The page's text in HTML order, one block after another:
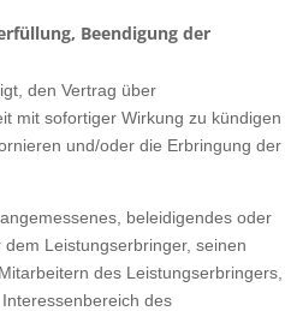
Beendigung der
den Vertrag über
mit sofortiger Wirkung zu kündigen
und/oder die Erbringung der
beleidigendes oder
Leistungserbringer, seinen
des Leistungserbringers,
des